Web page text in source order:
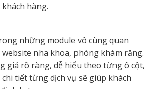
hàng.
những module vô cùng quan
nha khoa, phòng khám răng.
giá rõ ràng, dễ hiểu theo từng ô cột,
tiết từng dịch vụ sẽ giúp khách